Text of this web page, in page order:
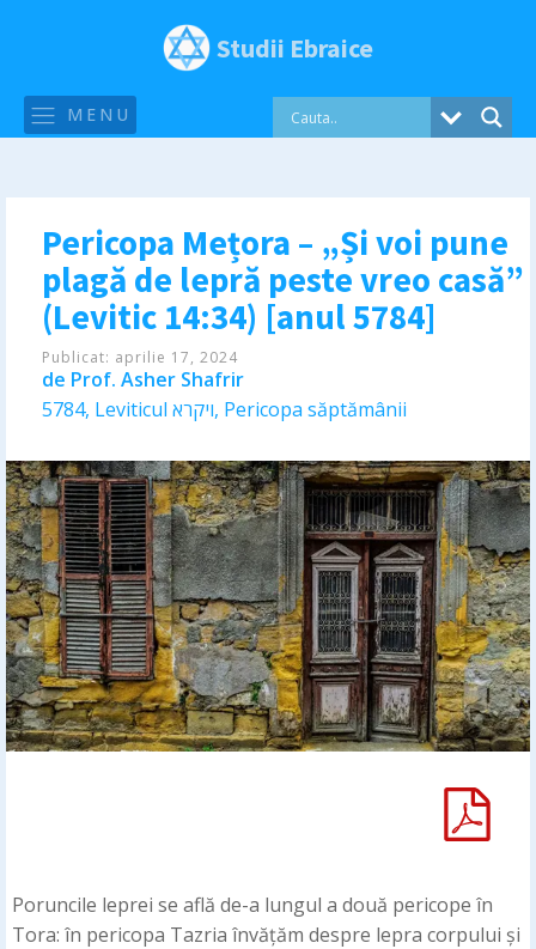
Studii Ebraice
MENU
Pericopa Mețora – „Și voi pune
plagă de lepră peste vreo casă”
(Levitic 14:34) [anul 5784]
Publicat: aprilie 17, 2024
de Prof. Asher Shafrir
5784, Leviticul ויקרא, Pericopa săptămânii
Poruncile leprei se află de-a lungul a două pericope în
Tora: în pericopa Tazria învățăm despre lepra corpului și